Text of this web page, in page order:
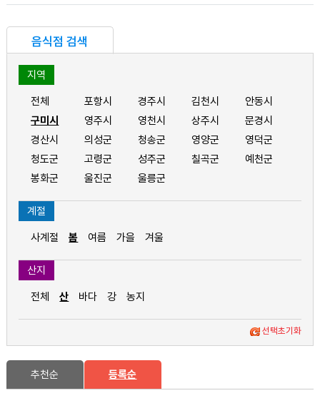
음식점 검색
지역
전체 포항시 경주시 김천시
안동시
구미시
영주시 영천시 상주시
문경시
경산시
의성군 청송군 영양군
영덕군
청도군
고령군 성주군 칠곡군
예천군
봉화군
울진군 울릉군
계절
사계절 봄 여름 가을 겨울
산지
전체 산 바다 강 농지
선택초기화
추천순 등록순